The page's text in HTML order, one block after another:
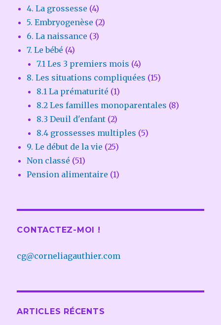
4. La grossesse (4)
5. Embryogenèse (2)
6. La naissance (3)
7. Le bébé (4)
7.1 Les 3 premiers mois (4)
8. Les situations compliquées (15)
8.1 La prématurité (1)
8.2 Les familles monoparentales (8)
8.3 Deuil d'enfant (2)
8.4 grossesses multiples (5)
9. Le début de la vie (25)
Non classé (51)
Pension alimentaire (1)
CONTACTEZ-MOI !
cg@corneliagauthier.com
ARTICLES RÉCENTS